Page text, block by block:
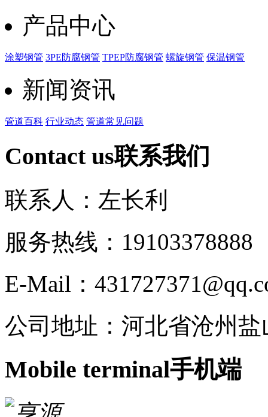
产品中心
涂塑钢管 3PE防腐钢管 TPEP防腐钢管 螺旋钢管 保温钢管
新闻资讯
管道百科 行业动态 管道常见问题
Contact us联系我们
联系人：左长利
服务热线：19103378888
E-Mail：
公司地址：河北省沧州
Mobile terminal手机端